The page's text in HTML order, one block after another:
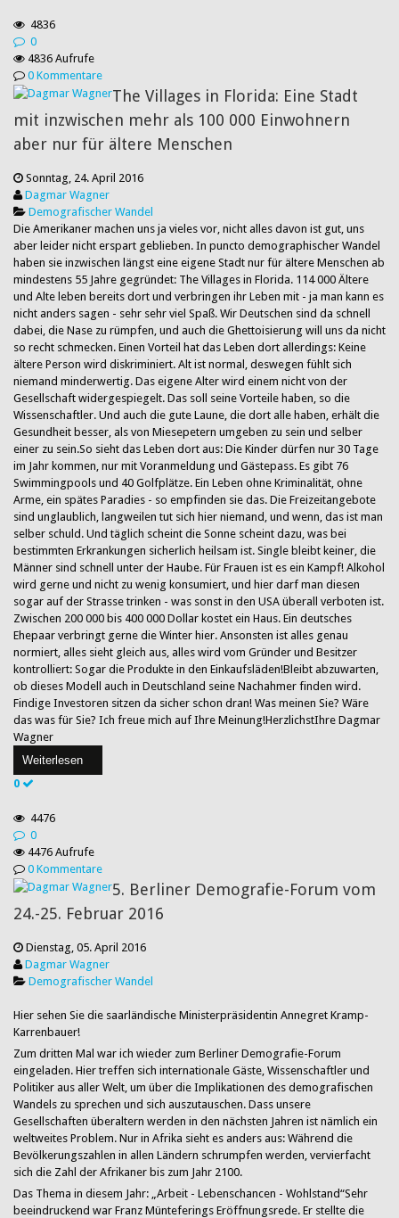
4836
0
4836 Aufrufe
0 Kommentare
The Villages in Florida: Eine Stadt
mit inzwischen mehr als 100 000 Einwohnern
aber nur für ältere Menschen
Sonntag, 24. April 2016
Dagmar Wagner
Demografischer Wandel
Die Amerikaner machen uns ja vieles vor, nicht alles davon ist gut, uns
aber leider nicht erspart geblieben. In puncto demographischer Wandel
haben sie inzwischen längst eine eigene Stadt nur für ältere Menschen ab
mindestens 55 Jahre gegründet: The Villages in Florida. 114 000 Ältere
und Alte leben bereits dort und verbringen ihr Leben mit - ja man kann es
nicht anders sagen - sehr sehr viel Spaß. Wir Deutschen sind da schnell
dabei, die Nase zu rümpfen, und auch die Ghettoisierung will uns da nicht
so recht schmecken. Einen Vorteil hat das Leben dort allerdings: Keine
ältere Person wird diskriminiert. Alt ist normal, deswegen fühlt sich
niemand minderwertig. Das eigene Alter wird einem nicht von der
Gesellschaft widergespiegelt. Das soll seine Vorteile haben, so die
Wissenschaftler. Und auch die gute Laune, die dort alle haben, erhält die
Gesundheit besser, als von Miesepetern umgeben zu sein und selber
einer zu sein.So sieht das Leben dort aus: Die Kinder dürfen nur 30 Tage
im Jahr kommen, nur mit Voranmeldung und Gästepass. Es gibt 76
Swimmingpools und 40 Golfplätze. Ein Leben ohne Kriminalität, ohne
Arme, ein spätes Paradies - so empfinden sie das. Die Freizeitangebote
sind unglaublich, langweilen tut sich hier niemand, und wenn, das ist man
selber schuld. Und täglich scheint die Sonne scheint dazu, was bei
bestimmten Erkrankungen sicherlich heilsam ist. Single bleibt keiner, die
Männer sind schnell unter der Haube. Für Frauen ist es ein Kampf! Alkohol
wird gerne und nicht zu wenig konsumiert, und hier darf man diesen
sogar auf der Strasse trinken - was sonst in den USA überall verboten ist.
Zwischen 200 000 bis 400 000 Dollar kostet ein Haus. Ein deutsches
Ehepaar verbringt gerne die Winter hier. Ansonsten ist alles genau
normiert, alles sieht gleich aus, alles wird vom Gründer und Besitzer
kontrolliert: Sogar die Produkte in den Einkaufsläden!Bleibt abzuwarten,
ob dieses Modell auch in Deutschland seine Nachahmer finden wird.
Findige Investoren sitzen da sicher schon dran! Was meinen Sie? Wäre
das was für Sie? Ich freue mich auf Ihre Meinung!HerzlichstIhre Dagmar
Wagner
Weiterlesen
0
4476
0
4476 Aufrufe
0 Kommentare
5. Berliner Demografie-Forum vom
24.-25. Februar 2016
Dienstag, 05. April 2016
Dagmar Wagner
Demografischer Wandel
Hier sehen Sie die saarländische Ministerpräsidentin Annegret Kramp-
Karrenbauer!
Zum dritten Mal war ich wieder zum Berliner Demografie-Forum
eingeladen. Hier treffen sich internationale Gäste, Wissenschaftler und
Politiker aus aller Welt, um über die Implikationen des demografischen
Wandels zu sprechen und sich auszutauschen. Dass unsere
Gesellschaften überaltern werden in den nächsten Jahren ist nämlich ein
weltweites Problem. Nur in Afrika sieht es anders aus: Während die
Bevölkerungszahlen in allen Ländern schrumpfen werden, vervierfacht
sich die Zahl der Afrikaner bis zum Jahr 2100.
Das Thema in diesem Jahr: „Arbeit - Lebenschancen - Wohlstand“Sehr
beeindruckend war Franz Münteferings Eröffnungsrede. Er stellte die